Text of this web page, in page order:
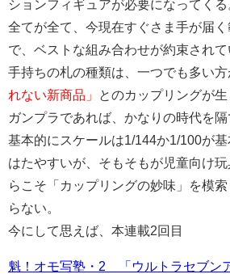
ションフィギュアが必要になってくる
全てが全て、今現在すぐさま手が届
で、ベストな組み合わせが約束されて
手持ちの札の種類は、一つでも多い方
れない新商品」
とのカップリングが
ガンプラであれば、かなりの時代を隔
基本的にスケールは1/144か1/100が
はたやすいが、そもそもが児童向け
らこそ「カップリングの妙味」を模
らない。
今にして思えば、本連載2回目
魁！オモ写塾・2 「ウルトラセブン